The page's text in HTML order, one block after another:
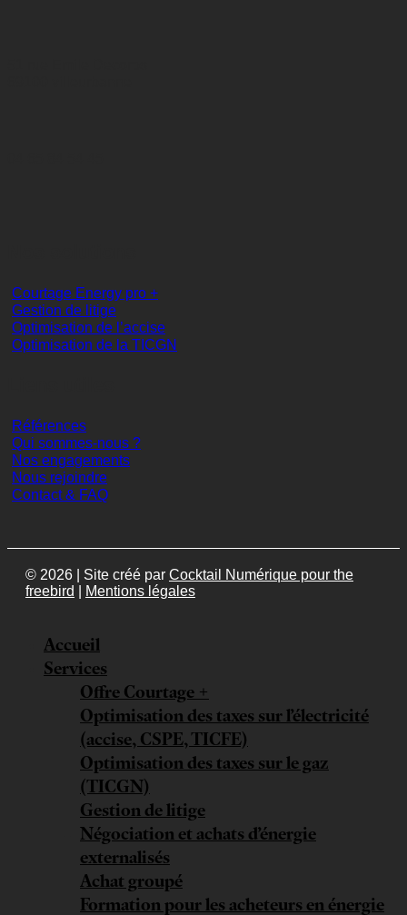
Courtage Energy pro +
Gestion de litige
Optimisation de l’accise
Optimisation de la TICGN
Références
Qui sommes-nous ?
Nos engagements
Nous rejoindre
Contact & FAQ
© 2026 | Site créé par Cocktail Numérique pour the
freebird
Mentions légales
Accueil
Services
Offre Courtage +
Optimisation des taxes sur l’électricité
(accise, CSPE, TICFE)
Optimisation des taxes sur le gaz
(TICGN)
Gestion de litige
Négociation et achats d’énergie
externalisés
Achat groupé
Formation pour les acheteurs en énergie